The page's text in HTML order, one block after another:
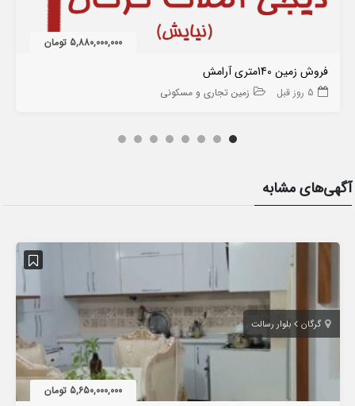
5,880,000,000 تومان
فروش زمین 140متری آرامش
5 روز قبل زمین تجاری و مسکونی
آگهی‌های مشابه
گرگان بلوار رسالت
5,650,000,000 تومان